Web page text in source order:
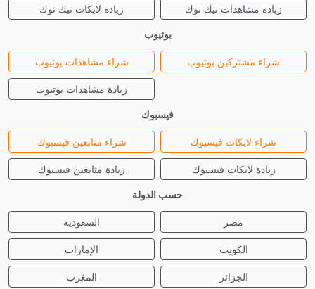
زيادة لايكات تيك توك زيادة مشاهدات تيك توك
يوتيوب
شراء مشاهدات يوتيوب شراء مشتركين يوتيوب
زيادة مشاهدات يوتيوب
فيسبوك
شراء متابعين فيسبوك شراء لايكات فيسبوك
زيادة متابعين فيسبوك زيادة لايكات فيسبوك
حسب الدولة
السعودية مصر
الإمارات الكويت
المغرب الجزائر